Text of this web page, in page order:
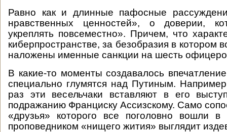
Равно как и длинные пафосные
нравственных ценностей», о доверии,
укреплять повсеместно». Причем, что
киберпространстве, за безобразия в котором
наложены именные санкции на шесть
В какие-то моменты создавалось
специально глумятся над Путиным.
раз эти весельчаки вставляют в его
подражанию Франциску Ассизскому. Само
«друзья» которого все поголовно вошли
проповедником «нищего жития» выглядит